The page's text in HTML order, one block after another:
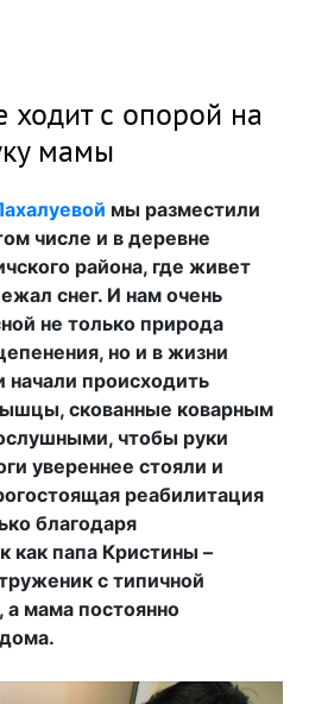
ходит с опорой на
мамы
мы разместили
числе и в деревне
района, где живет
снег. И нам очень
не только природа
но и в жизни
начали происходить
скованные коварным
чтобы руки
увереннее стояли и
реабилитация
благодаря
как папа Кристины –
с типичной
а мама постоянно